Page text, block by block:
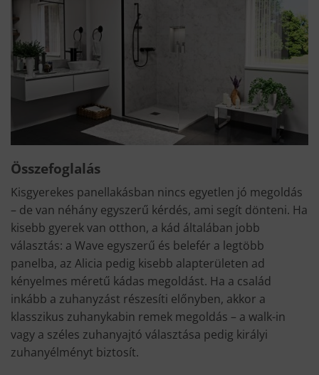
Összefoglalás
Kisgyerekes panellakásban nincs egyetlen jó megoldás
– de van néhány egyszerű kérdés, ami segít dönteni. Ha
kisebb gyerek van otthon, a kád általában jobb
választás: a Wave egyszerű és belefér a legtöbb
panelba, az Alicia pedig kisebb alapterületen ad
kényelmes méretű kádas megoldást. Ha a család
inkább a zuhanyzást részesíti előnyben, akkor a
klasszikus zuhanykabin remek megoldás – a walk-in
vagy a széles zuhanyajtó választása pedig királyi
zuhanyélményt biztosít.